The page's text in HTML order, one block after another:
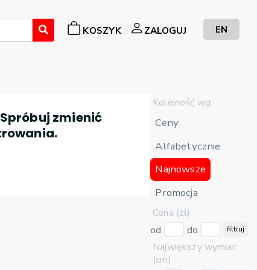
KOSZYK ZALOGUJ EN
Kolejność wg.
Ceny
Alfabetycznie
Najnowsze
Promocja
Cena (zł)
od
do filtruj
Największy wymiar:
(cm)
zmienić